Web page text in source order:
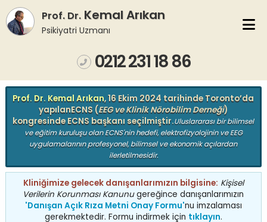
Prof. Dr. Kemal Arıkan
Psikiyatri Uzmanı
0212 231 18 86
VIZYON
KLINIĞIMIZ
ÖZGEÇMIŞ
YAYINLAR
KITAPLAR
MAKALELER
VIDEOLAR
KVKK
İLETIŞIM
Prof. Dr. Kemal Arıkan, 16 Ekim 2024 tarihinde Toronto’da
yapılanECNS (EEG ve Klinik Nörobilim Derneği)
kongresinde ECNS başkanı seçilmiştir.Uluslararası bir bilimsel
ve eğitim kuruluşu olan ECNS'nin hedefi, elektrofizyolojinin ve EEG
uygulamalarının profesyonel, bilimsel ve ekonomik açılardan
ilerletilmesidir.
Kliniğimize gelecek danışanlarımızın bilgisine: Kişisel
Verilerin Korunması Kanunugereğince danışanlarımızın
'Danışan Açık Rıza Metni Onay Formu'nu imzalaması
gerekmektedir. Formu indirmek için tıklayın.